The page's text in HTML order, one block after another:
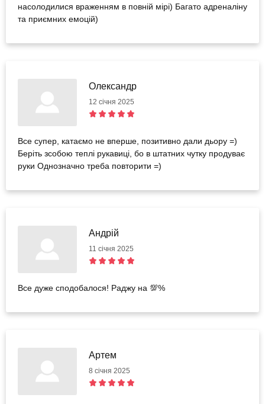
насолодилися враженням в повній мірі) Багато адреналіну
та приємних емоцій)
Олександр
12 січня 2025
Все супер, катаємо не вперше, позитивно дали дьору =)
Беріть зсобою теплі рукавиці, бо в штатних чутку продуває
руки Однозначно треба повторити =)
Андрій
11 січня 2025
Все дуже сподобалося! Раджу на 💯%
Артем
8 січня 2025